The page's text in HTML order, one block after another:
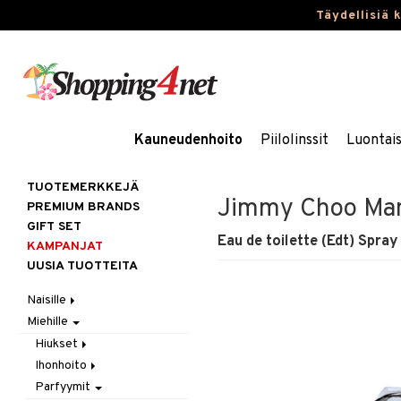
Täydellisiä
Kauneudenhoito Piilolinssit
Jimmy Choo
Eau de toilette (Edt) Spray
TUOTEMERKKEJÄ
PREMIUM BRANDS
GIFT SET
KAMPANJAT
UUSIA TUOTTEITA
Naisille
Hiukset
Gift Set
Harjat / Kammat
Hiuskuurit
Ihonhoito
Aurinkotuotteet
Erikoistuotteet
Korut
Kaulakorut
Kosmetiikka
Miehille
Hiukset
Hiustenlähtö
Hiusväri
Ihonhoito
Aurinkotuotteet
Parfyymit